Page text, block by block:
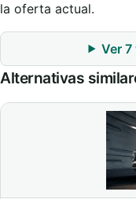
la oferta actual.
Ver
Alternativas